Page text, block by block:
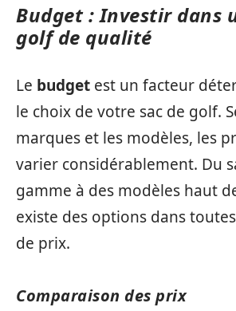
Budget : Investir dans
golf de qualité
Le budget est un facteur
le choix de votre sac de golf.
marques et les modèles, les
varier considérablement. Du
gamme à des modèles haut
existe des options dans
de prix.
Comparaison des prix